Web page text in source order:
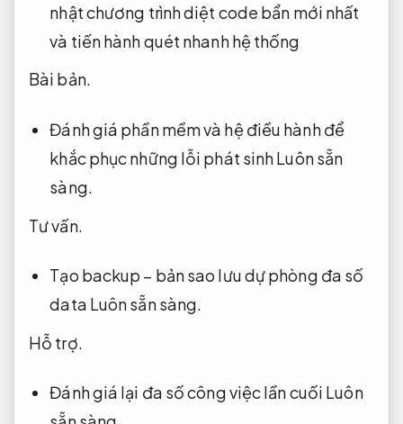
nhật chương trình diệt code bẩn mới nhất
và tiến hành quét nhanh hệ thống
Bài bản.
Đánh giá phần mềm và hệ điều hành để
khắc phục những lỗi phát sinhLuôn sẵn
sàng.
Tư vấn.
Tạo backup – bản sao lưu dự phòng đa số
data Luôn sẵn sàng.
Hỗ trợ.
Đánh giá lại đa số công việc lần cuối Luôn